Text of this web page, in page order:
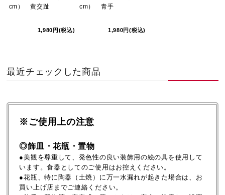
cm） 黄交趾
1,980円(税込)
cm） 青手
1,980円(税込)
最近チェックした商品
※ご使用上の注意
◎飾皿・花瓶・置物
●美観を尊重して、発色性の良い装飾用の絵の具を使用して
います。食器としてのご使用はお控えください。
●花瓶、特に陶器（土焼）に万一水漏れが起きた場合は、お
買い上げ店までご連絡ください。